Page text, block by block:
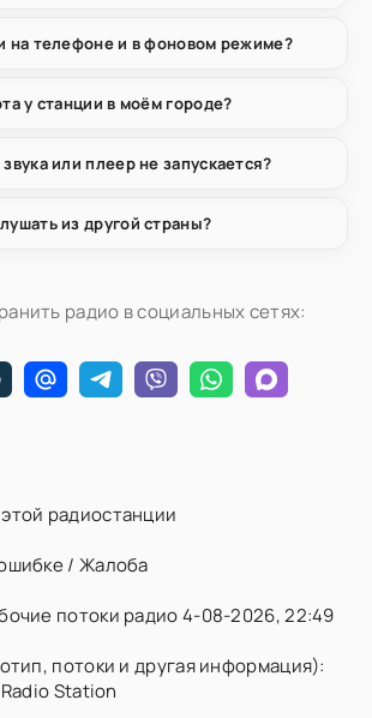
на телефоне и в фоновом режиме?
у станции в моём городе?
или плеер не запускается?
из другой страны?
радио в социальных сетях:
радиостанции
/ Жалоба
потоки радио 4-08-2026, 22:49
потоки и другая информация):
Station